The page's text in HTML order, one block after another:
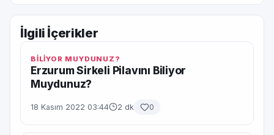
İlgili İçerikler
BİLİYOR MUYDUNUZ?
Erzurum Sirkeli Pilavını Biliyor
Muydunuz?
18 Kasım 2022 03:44 2 dk 0